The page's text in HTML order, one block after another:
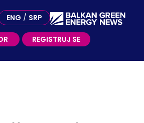
ENG / SRP
REGISTRUJ SE